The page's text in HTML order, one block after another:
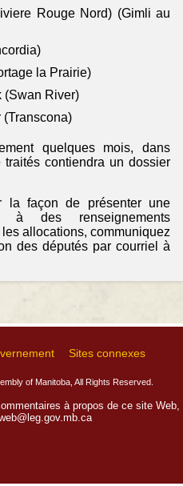
Rouge Nord) (Gimli au
la Prairie)
(Swan River)
(Transcona)
quelques mois, dans
contiendra un dossier
la façon de présenter une
à des renseignements
allocations, communiquez
des députés par courriel à
Sites connexes
of Manitoba, All Rights Reserved.
à propos de ce site Web,